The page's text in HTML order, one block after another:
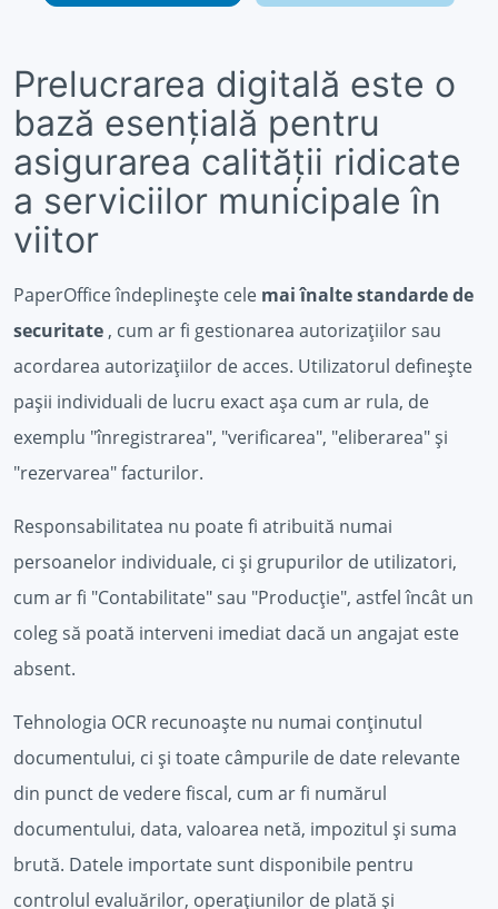
Prelucrarea digitală este o
bază esențială pentru
asigurarea calității ridicate
a serviciilor municipale în
viitor
PaperOffice îndeplinește cele mai înalte standarde de
securitate , cum ar fi gestionarea autorizațiilor sau
acordarea autorizațiilor de acces. Utilizatorul definește
pașii individuali de lucru exact așa cum ar rula, de
exemplu "înregistrarea", "verificarea", "eliberarea" și
"rezervarea" facturilor.
Responsabilitatea nu poate fi atribuită numai
persoanelor individuale, ci și grupurilor de utilizatori,
cum ar fi "Contabilitate" sau "Producție", astfel încât un
coleg să poată interveni imediat dacă un angajat este
absent.
Tehnologia OCR recunoaște nu numai conținutul
documentului, ci și toate câmpurile de date relevante
din punct de vedere fiscal, cum ar fi numărul
documentului, data, valoarea netă, impozitul și suma
brută. Datele importate sunt disponibile pentru
controlul evaluărilor, operațiunilor de plată și